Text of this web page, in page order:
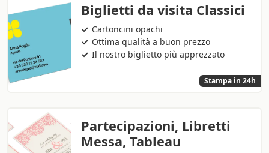
Biglietti da visita Classici
Cartoncini opachi
Ottima qualità a buon prezzo
Il nostro biglietto più apprezzato
Stampa in 24h
Partecipazioni, Libretti
Messa, Tableau